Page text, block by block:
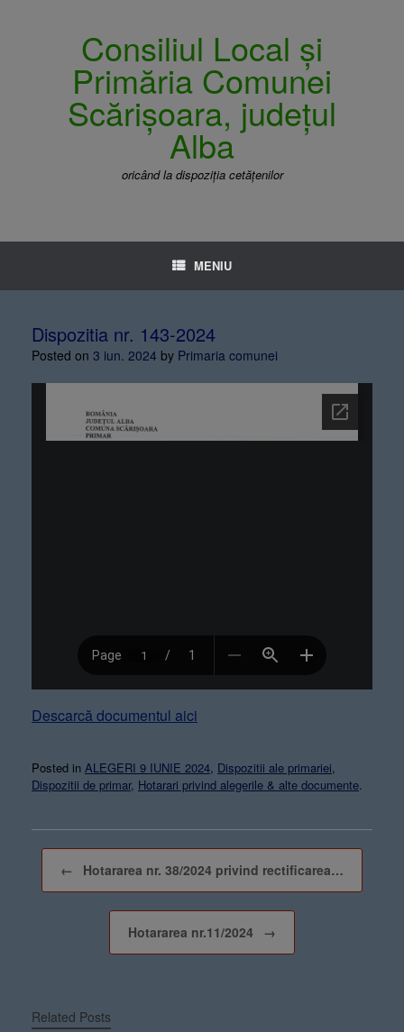
Consiliul Local și
Primăria Comunei
Scărișoara, județul
Alba
oricând la dispoziția cetățenilor
MENIU
Dispozitia nr. 143-2024
Posted on 3 iun. 2024 by Primaria comunei
Descarcă documentul aici
Posted in ALEGERI 9 IUNIE 2024, Dispozitii ale primariei,
Dispozitii de primar, Hotarari privind alegerile & alte documente.
← Hotararea nr. 38/2024 privind rectificarea…
Hotararea nr.11/2024 →
Related Posts